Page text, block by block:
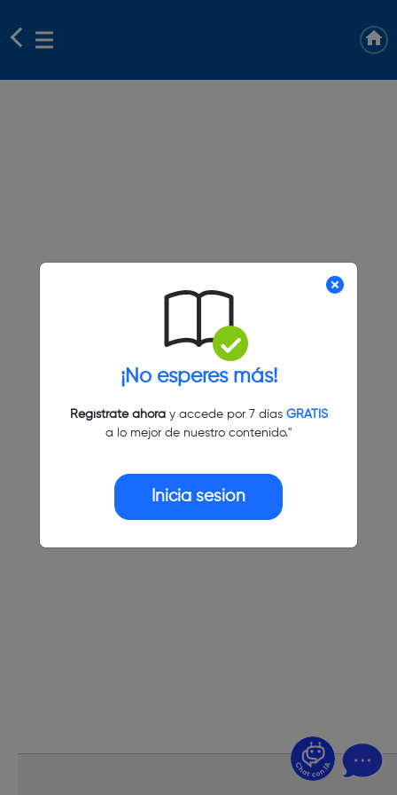
¡No esperes más!
Regístrate ahoray accede por 7 días GRATIS
a lo mejor de nuestro contenido."
Inicia sesión